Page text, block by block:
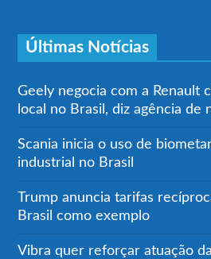
Últimas Notícias
Geely negocia com a Renault
local no Brasil, diz agência de
Scania inicia o uso de
industrial no Brasil
Trump anuncia tarifas
Brasil como exemplo
Vibra quer reforçar atuação